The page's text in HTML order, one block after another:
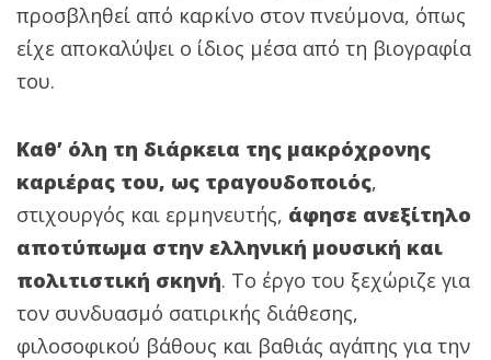
προσβληθεί από καρκίνο στον πνεύμονα, όπως
είχε αποκαλύψει ο ίδιος μέσα από τη βιογραφία
του.
Καθ’ όλη τη διάρκεια της μακρόχρονης
καριέρας του, ως τραγουδοποιός,
στιχουργός και ερμηνευτής, άφησε ανεξίτηλο
αποτύπωμα στην ελληνική μουσική και
πολιτιστική σκηνή. Το έργο του ξεχώριζε για
τον συνδυασμό σατιρικής διάθεσης,
φιλοσοφικού βάθους και βαθιάς αγάπης για την